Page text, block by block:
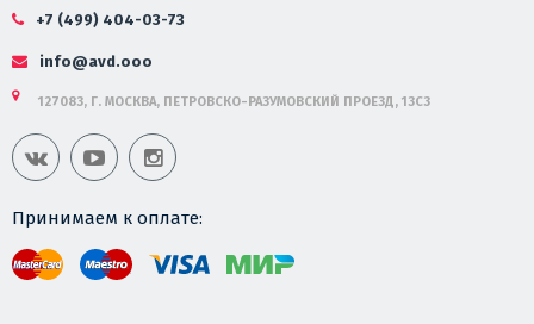
+7 (499) 404-03-73
info@avd.ooo
127083, Г. МОСКВА, ПЕТРОВСКО-РАЗУМОВСКИЙ ПРОЕЗД, 13С3
Принимаем к оплате: